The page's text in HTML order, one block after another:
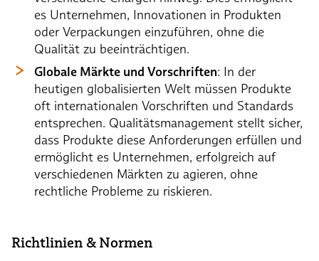
es Unternehmen, Innovationen in Produkten
oder Verpackungen einzuführen, ohne die
Qualität zu beeinträchtigen.
Globale Märkte und Vorschriften: In der
heutigen globalisierten Welt müssen Produkte
oft internationalen Vorschriften und Standards
entsprechen. Qualitätsmanagement stellt sicher,
dass Produkte diese Anforderungen erfüllen und
ermöglicht es Unternehmen, erfolgreich auf
verschiedenen Märkten zu agieren, ohne
rechtliche Probleme zu riskieren.
Richtlinien & Normen